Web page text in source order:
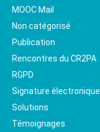
MOOC Mail
Non catégorisé
Publication
Rencontres du CR2PA
RGPD
Signature électronique
Solutions
Témoignages